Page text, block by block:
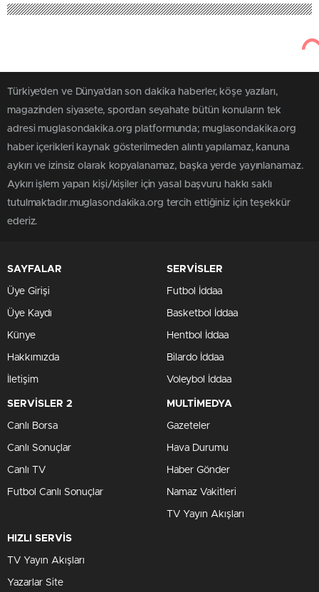
Türkiye'den ve Dünya’dan son dakika haberler, köşe yazıları,
magazinden siyasete, spordan seyahate bütün konuların tek
adresi muglasondakika.org platformunda; muglasondakika.org
haber içerikleri kaynak gösterilmeden alıntı yapılamaz, kanuna
aykırı ve izinsiz olarak kopyalanamaz, başka yerde yayınlanamaz.
Aykırı işlem yapan kişi/kişiler için yasal başvuru hakkı saklı
tutulmaktadır.muglasondakika.org tercih ettiğiniz için teşekkür
ederiz.
SAYFALAR
Üye Girişi
Üye Kaydı
Künye
Hakkımızda
İletişim
SERVİSLER
Futbol İddaa
Basketbol İddaa
Hentbol İddaa
Bilardo İddaa
Voleybol İddaa
SERVİSLER 2
Canlı Borsa
Canlı Sonuçlar
Canlı TV
Futbol Canlı Sonuçlar
MULTİMEDYA
Gazeteler
Hava Durumu
Haber Gönder
Namaz Vakitleri
TV Yayın Akışları
HIZLI SERVİS
TV Yayın Akışları
Yazarlar Site